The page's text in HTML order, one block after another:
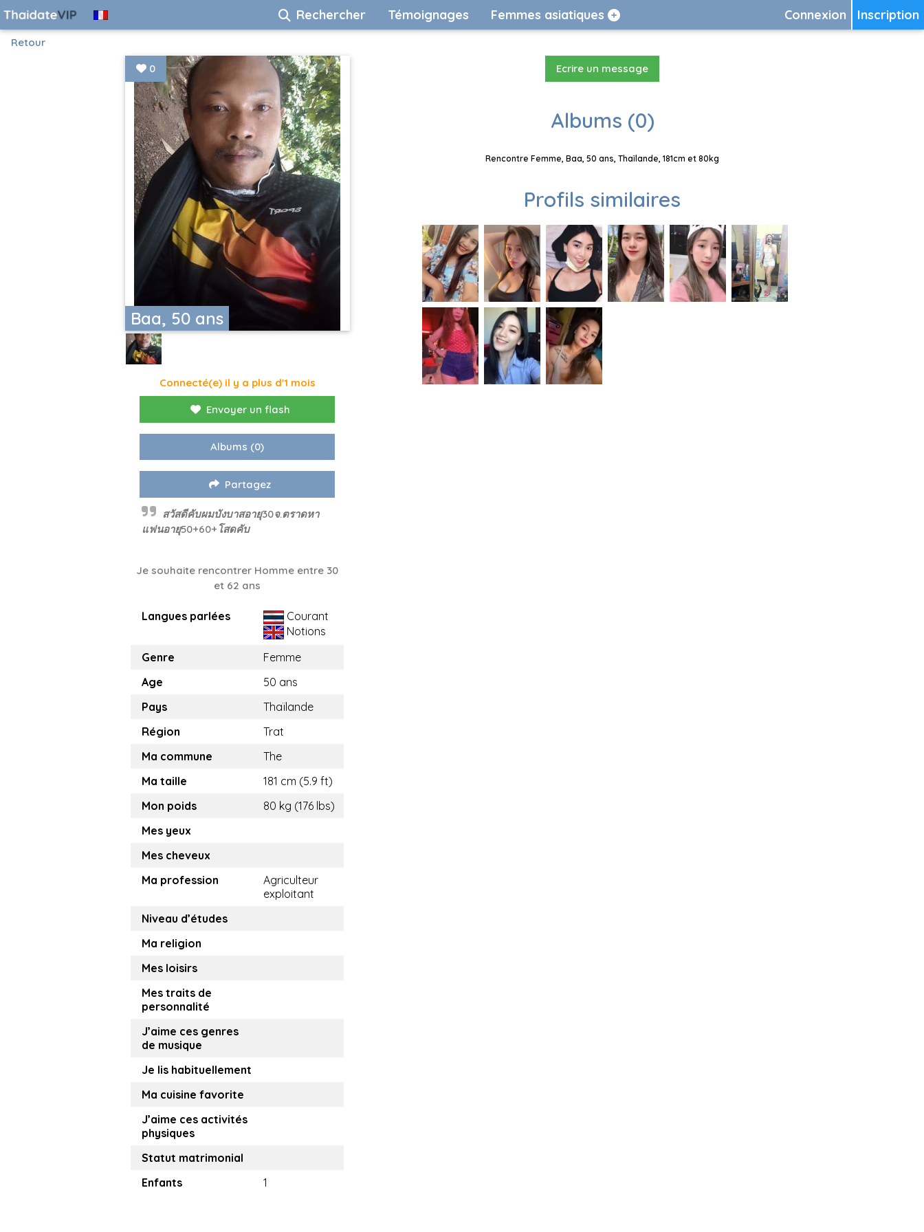
Inscription
Connexion
Rechercher Témoignages Femmes asiatiques
Retour
Baa, 50 ans
0
Connecté(e) il y a plus d'1 mois
Envoyer un flash
Albums (0)
Partagez
สวัสดีคับผมบังบาสอายุ30จ.ตราดหา
แฟนอายุ50+60+โสดคับ
Je souhaite rencontrer Homme entre 30
et 62 ans
Langues parlées
Courant
Notions
Genre
Femme
Age
50 ans
Pays
Thaïlande
Région
Trat
Ma commune
The
Ma taille
181 cm (5.9 ft)
Mon poids
80 kg (176 lbs)
Mes yeux
Mes cheveux
Ma profession
Agriculteur
exploitant
Niveau d’études
Ma religion
Mes loisirs
Mes traits de
personnalité
J’aime ces genres
de musique
Je lis habituellement
Ma cuisine favorite
J’aime ces activités
physiques
Statut matrimonial
Enfants
1
Ecrire un message
Albums (0)
Rencontre Femme, Baa, 50 ans, Thaïlande, 181cm et 80kg
Profils similaires